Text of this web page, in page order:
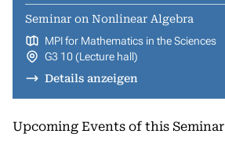
Seminar on Nonlinear Algebra
MPI for Mathematics in the Sciences
G3 10 (Lecture hall)
Details anzeigen
Upcoming Events of this Seminar